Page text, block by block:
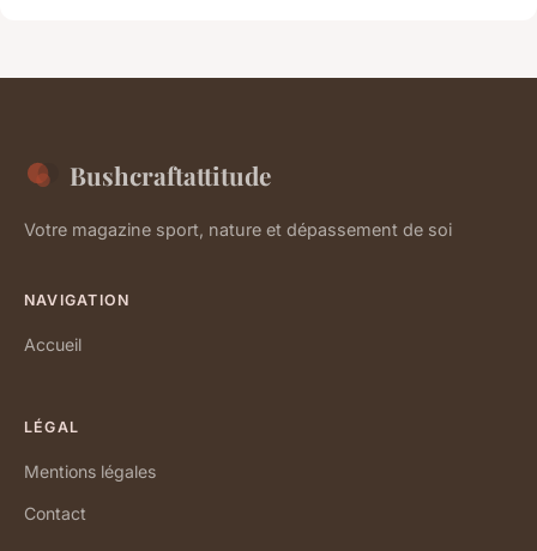
Bushcraftattitude
Votre magazine sport, nature et dépassement de soi
NAVIGATION
Accueil
LÉGAL
Mentions légales
Contact